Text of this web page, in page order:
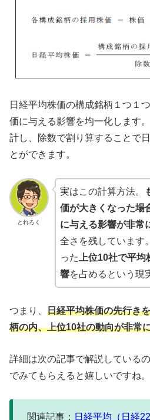
日経平均株価の構成銘柄１つ１
価に与える影響を均一化します
計し、除数で割り算することで
とができます。
とれろく
実はこの計算方法。
価が大きくなった場
に与える影響が非常
全さを残しています
った 上位10社で平
響を占めるという現
つまり、 日経平均株価の先行き
柄の内、上位10社の動向が非常
詳細は次の記事で解説している
でみてもらえると嬉しいですね。
関連記事： 日経平均（日経